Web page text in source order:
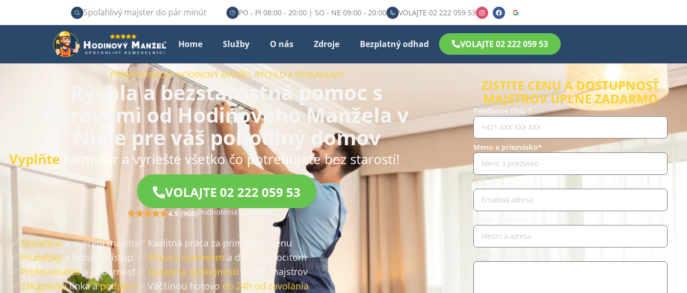
Spoľahlivý majster do pár minút PO - PI 08:00 - 20:00 | SO - NE 09:00 - 20:00 VOLAJTE 02 222 059 53
Home Služby O nás Zdroje Bezplatný odhad VOLAJTE 02 222 059 53
PROFESIONÁLNY HODINOVÝ MANŽEL RÝCHLO A SPOĽAHLIVO​
Rýchla a bezstarostná pomoc s
opravami od Hodinového Manžela v
Nitre pre váš pohodlný domov
Vyplňte formulár a vyriešte všetko čo potrebujete bez starostí!
VOLAJTE 02 222 059 53
4.9 (960)Hodnotenia zákazníkov
✅ Spoľahlivía overení majstri
✅ Priateľský a ľudský prístup
✅ Profesionalitaa odbornosť
✅ Zákazníckalinka apodpora
✅ Kvalitná práca za primeranú cenu
✅ Práca s úsmevom a dobrým pocitom
✅ Garancia spokojnosti u TOP majstrov
✅ Väčšinou hotovo do 24h od zavolania
ZISTITE CENU A DOSTUPNOSŤ
MAJSTROV ÚPLNE ZADARMO
Telefónne číslo *
Meno a priezvisko*
Email*